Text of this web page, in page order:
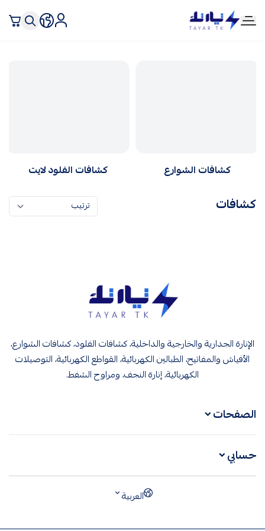
تيار تك إنارة وكهرباء
كشافات الشوارع كشافات الفلود لايت
كشافات
الإنارة الجدارية والخارجية والداخلية، كشافات الفلود، كشافات الشوارع،
الأفياش والمفاتيح، الطبالين الكهربائية، القواطع الكهربائية، التوصيلات
الكهربائية، إنارة النجف، ومراوح الشفط.
الصفحات
حسابي
العربية